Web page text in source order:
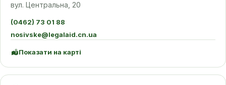
вул. Центральна, 20
(0462) 73 01 88
nosivske@legalaid.cn.ua
Показати на карті